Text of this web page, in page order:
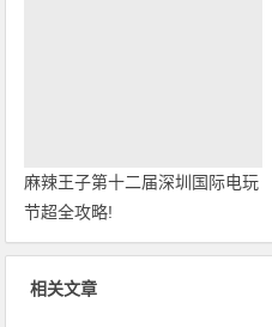
麻辣王子第十二届深圳国际电玩
节超全攻略!
相关文章